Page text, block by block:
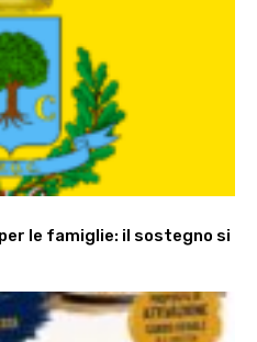
le famiglie: il sostegno si